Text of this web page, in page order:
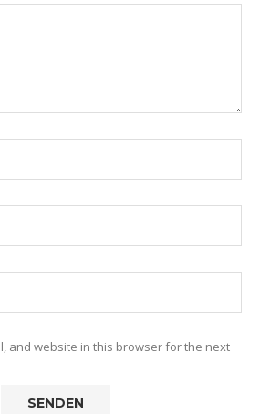
and website in this browser for the next